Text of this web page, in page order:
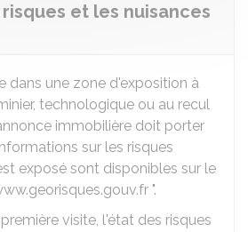
et les nuisances
dans une zone d'exposition à
technologique ou au recul
immobilière doit porter
sur les risques
exposé sont disponibles sur le
".
visite, l'état des risques